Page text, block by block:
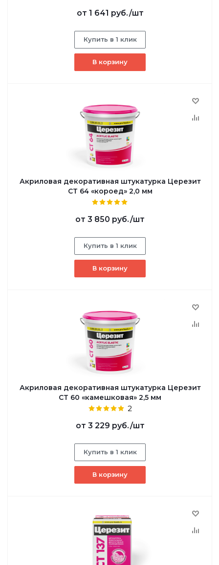
от 1 641 руб./шт
Купить в 1 клик
В корзину
Акриловая декоративная штукатурка Церезит
CT 64 «короед» 2,0 мм
от 3 850 руб./шт
Купить в 1 клик
В корзину
Акриловая декоративная штукатурка Церезит
CT 60 «камешковая» 2,5 мм
2
от 3 229 руб./шт
Купить в 1 клик
В корзину